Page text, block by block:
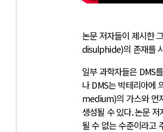
논문 저자들이 제시한
disulphide)의 존재를
일부 과학자들은 DMS
나 DMS는 박테리아에
medium)의 가스와 먼
생성될 수 있다.논문 저
될 수 없는 수준이라고